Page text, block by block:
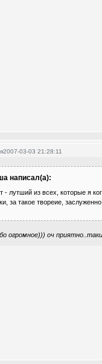
2007-03-03 21:28:11
написал(а):
- лутший из всех, которые я
за такое твореие,
огромное))) оч